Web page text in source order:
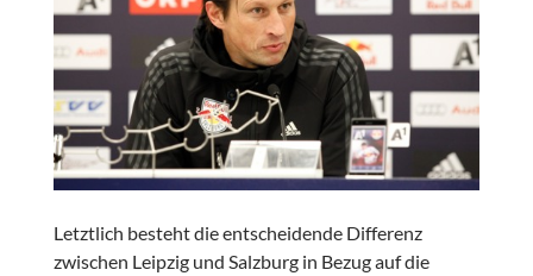
Letztlich besteht die entscheidende Differenz
zwischen Leipzig und Salzburg in Bezug auf die